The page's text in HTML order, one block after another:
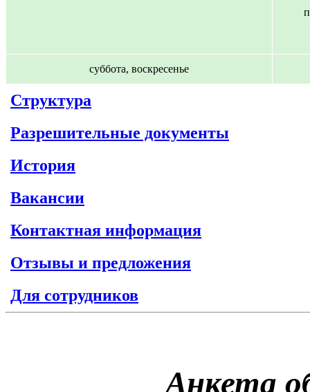
суббота, воскресенье
Структура
Разрешительные документы
История
Вакансии
Контактная информация
Отзывы и предложения
Для сотрудников
Анкета